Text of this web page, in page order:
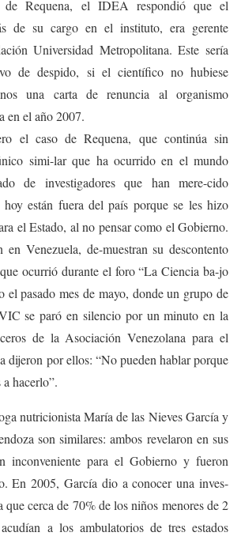
de Requena, el IDEA respondió que el
de su cargo en el instituto, era gerente
Universidad Metropolitana. Este sería
de despido, si el científico no hubiese
una carta de renuncia al organismo
en el año 2007.
el caso de Requena, que continúa sin
simi-lar que ha ocurrido en el mundo
de investigadores que han mere-cido
hoy están fuera del país porque se les hizo
el Estado, al no pensar como el Gobierno.
Venezuela, de-muestran su descontento
ocurrió durante el foro “La Ciencia ba-jo
el pasado mes de mayo, donde un grupo de
se paró en silencio por un minuto en la
de la Asociación Venezolana para el
dijeron por ellos: “No pueden hablar porque
hacerlo”.
nutricionista María de las Nieves García y
son similares: ambos revelaron en sus
inconveniente para el Gobierno y fueron
En 2005, García dio a conocer una inves-
que cerca de 70% de los niños menores de 2
a los ambulatorios de tres estados